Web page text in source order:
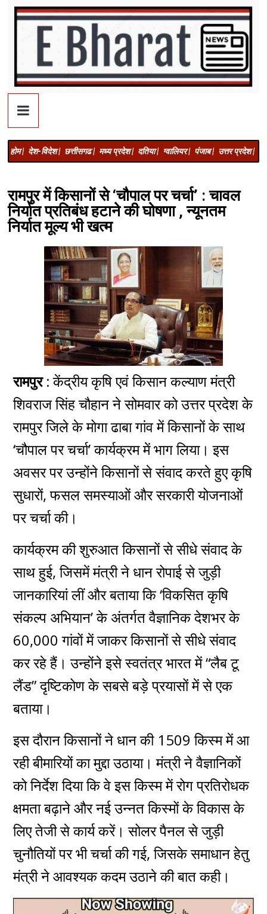
होम | देश-विदेश | छत्तीसगढ | मध्य प्रदेश | दतिया | ग्वालियर | पंजाब | उत्तर प्रदेश |
रामपुर में किसानों से ‘चौपाल पर चर्चा’ : चावल
निर्यात प्रतिबंध हटाने की घोषणा , न्यूनतम
निर्यात मूल्य भी खत्म
रामपुर :केंद्रीय कृषि एवं किसान कल्याण मंत्री
शिवराज सिंह चौहान ने सोमवार को उत्तर प्रदेश के
रामपुर जिले के मोगा ढाबा गांव में किसानों के साथ
‘चौपाल पर चर्चा’ कार्यक्रम में भाग लिया। इस
अवसर पर उन्होंने किसानों से संवाद करते हुए कृषि
सुधारों, फसल समस्याओं और सरकारी योजनाओं
पर चर्चा की।
कार्यक्रम की शुरुआत किसानों से सीधे संवाद के
साथ हुई, जिसमें मंत्री ने धान रोपाई से जुड़ी
जानकारियां लीं और बताया कि ‘विकसित कृषि
संकल्प अभियान’ के अंतर्गत वैज्ञानिक देशभर के
60,000 गांवों में जाकर किसानों से सीधे संवाद
कर रहे हैं। उन्होंने इसे स्वतंत्र भारत में “लैब टू
लैंड” दृष्टिकोण के सबसे बड़े प्रयासों में से एक
बताया।
इस दौरान किसानों ने धान की 1509 किस्म में आ
रही बीमारियों का मुद्दा उठाया। मंत्री ने वैज्ञानिकों
को निर्देश दिया कि वे इस किस्म में रोग प्रतिरोधक
क्षमता बढ़ाने और नई उन्नत किस्मों के विकास के
लिए तेजी से कार्य करें। सोलर पैनल से जुड़ी
चुनौतियों पर भी चर्चा की गई, जिसके समाधान हेतु
मंत्री ने आवश्यक कदम उठाने की बात कही।